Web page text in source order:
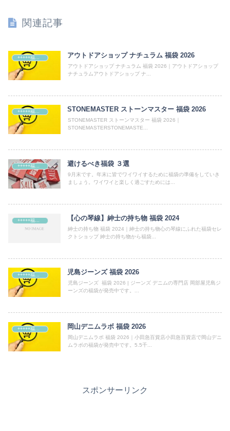
関連記事
アウトドアショップ ナチュラム 福袋 2026
アウトドアショップ ナチュラム 福袋 2026｜アウトドアショップ
ナチュラムアウトドアショップ ナ...
+++++福袋++++++ STONEMASTER ストーンマスター 福袋 2026
STONEMASTER ストーンマスター 福袋 2026｜
STONEMASTERSTONEMASTE...
+++++福袋++++++ 避けるべき福袋 ３選
9月末です。年末に皆でワイワイするために福袋の準備をしていき
ましょう。ワイワイと楽しく過ごすためには...
【心の琴線】紳士の持ち物 福袋 2024
紳士の持ち物 福袋 2024｜紳士の持ち物心の琴線にふれた福袋セレ
クトショップ 紳士の持ち物から福袋...
児島ジーンズ 福袋 2026
児島ジーンズ 福袋 2026 | ジーンズ デニムの専門店 岡部屋児島ジ
ーンズの福袋が発売中です。...
+++++福袋++++++ 岡山デニムラボ 福袋 2026
岡山デニムラボ 福袋 2026｜小田急百貨店小田急百貨店で岡山デニ
ムラボの福袋が発売中です。5.5千...
スポンサーリンク